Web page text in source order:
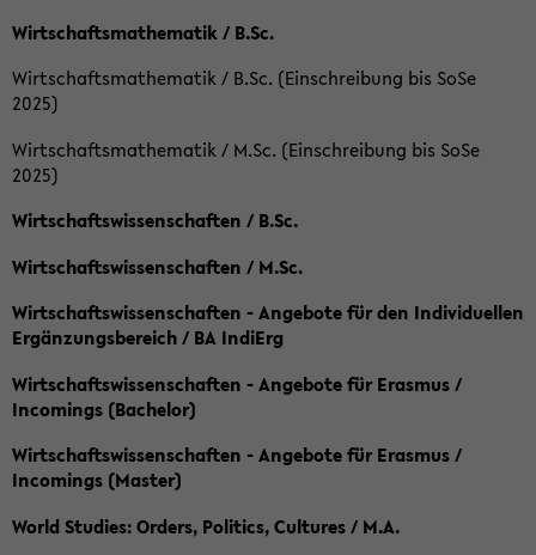
Wirtschaftsmathematik / B.Sc.
Wirtschaftsmathematik / B.Sc. (Einschreibung bis SoSe
2025)
Wirtschaftsmathematik / M.Sc. (Einschreibung bis SoSe
2025)
Wirtschaftswissenschaften / B.Sc.
Wirtschaftswissenschaften / M.Sc.
Wirtschaftswissenschaften - Angebote für den Individuellen
Ergänzungsbereich / BA IndiErg
Wirtschaftswissenschaften - Angebote für Erasmus /
Incomings (Bachelor)
Wirtschaftswissenschaften - Angebote für Erasmus /
Incomings (Master)
World Studies: Orders, Politics, Cultures / M.A.